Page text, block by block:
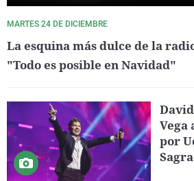
MARTES 24 DE DICIEMBRE
La esquina más dulce de la
"Todo es posible en Navidad"
Vega
por